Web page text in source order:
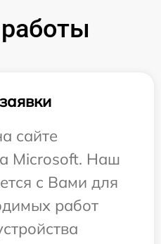
сайте
Microsoft. Наш
с Вами для
работ